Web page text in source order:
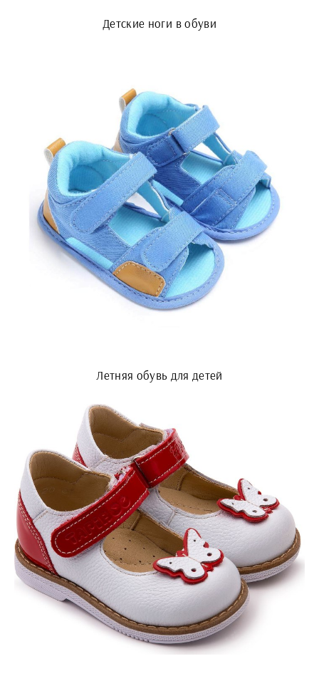
Детские ноги в обуви
Летняя обувь для детей